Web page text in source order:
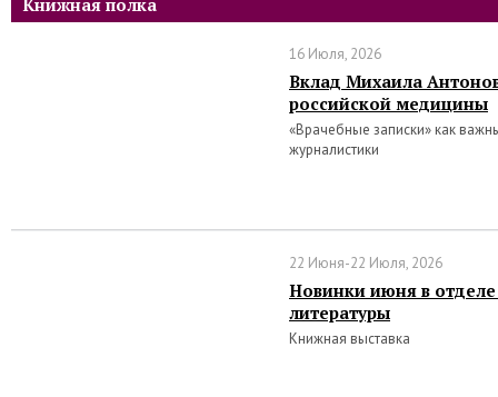
Книжная полка
16 Июля, 2026
Вклад Михаила
российской медицины
«Врачебные записки» как
журналистики
22 Июня-22 Июля, 2026
Новинки июня в
литературы
Книжная выставка